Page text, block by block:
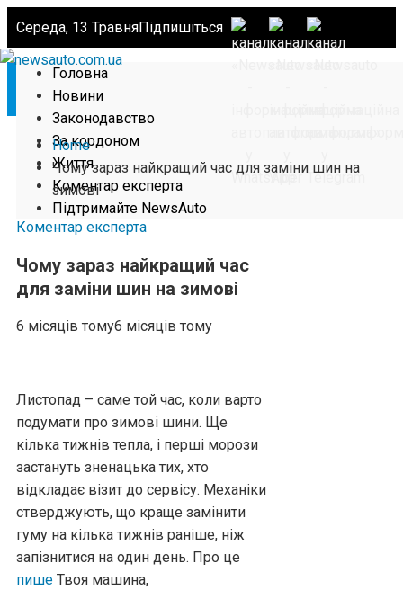
Середа, 13 ТравняПідпишіться
Головна
Новини
Законодавство
За кордоном
Життя
Коментар експерта
Підтримайте NewsAuto
Home
Чому зараз найкращий час для заміни шин на
зимові
Коментар експерта
Чому зараз найкращий час
для заміни шин на зимові
6 місяців тому6 місяців тому
Листопад – саме той час, коли варто
подумати про зимові шини. Ще
кілька тижнів тепла, і перші морози
застануть зненацька тих, хто
відкладає візит до сервісу. Механіки
стверджують, що краще замінити
гуму на кілька тижнів раніше, ніж
запізнитися на один день. Про це
пише Твоя машина,